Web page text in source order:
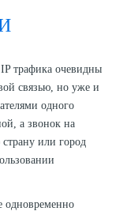
трафика очевидны
связью, но уже и
одного
а звонок на
или город
одновременно